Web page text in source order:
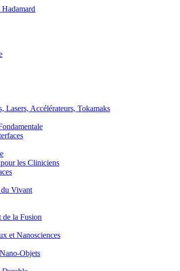
Accélérateurs, Tokamaks
les Cliniciens
Vivant
la Fusion
et Nanosciences
Objets